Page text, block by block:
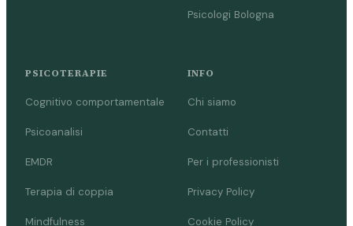
Psicologi Bologna
PSICOTERAPIE
Cognitivo comportamentale
Psicoanalisi
EMDR
Terapia di coppia
Mindfulness
INFO
Chi siamo
Contatti
Per i professionisti
Privacy Policy
Cookie Policy